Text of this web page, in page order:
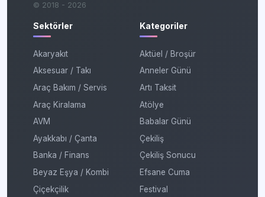
© 2018 - 2026
Sektörler
Akaryakıt
Aksesuar / Takı
Araç Bakım / Servis
Araç Kiralama
AVM
Ayakkabı / Çanta
Banka / Finans
Beyaz Eşya / Kombi
Çiçekçilik
Kategoriler
Aktüel / Broşür
Anneler Günü
Artı Taksit
Atölye
Babalar Günü
Çekiliş
Çekiliş Sonucu
Efsane Cuma
Festival